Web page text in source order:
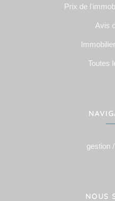
Prix de
Avis
Toutes
gestion
NOUS